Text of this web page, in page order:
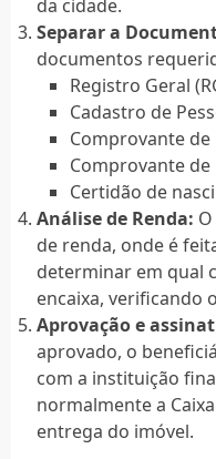
da cidade.
Separar a
documentos
Registro Geral
Cadastro de
Comprovante de
Comprovante de
Certidão de
Análise de Renda:
de renda, onde é
determinar em qual
encaixa, verificando
Aprovação e
aprovado, o
com a instituição
normalmente a
entrega do imóvel.